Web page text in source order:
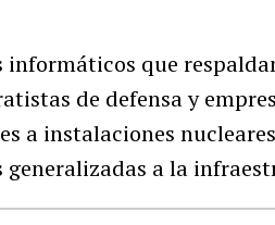
que
de defensa y
a instalaciones
a la